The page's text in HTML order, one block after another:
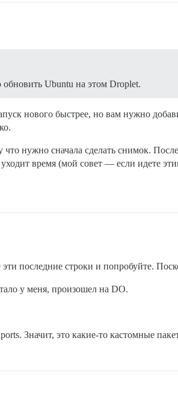
Ubuntu на этом Droplet.
нового быстрее, но вам нужно
нужно сначала сделать снимок.
время (мой совет — если идете
последние строки и попробуйте.
у меня, произошел на DO.
Значит, это какие-то кастомные